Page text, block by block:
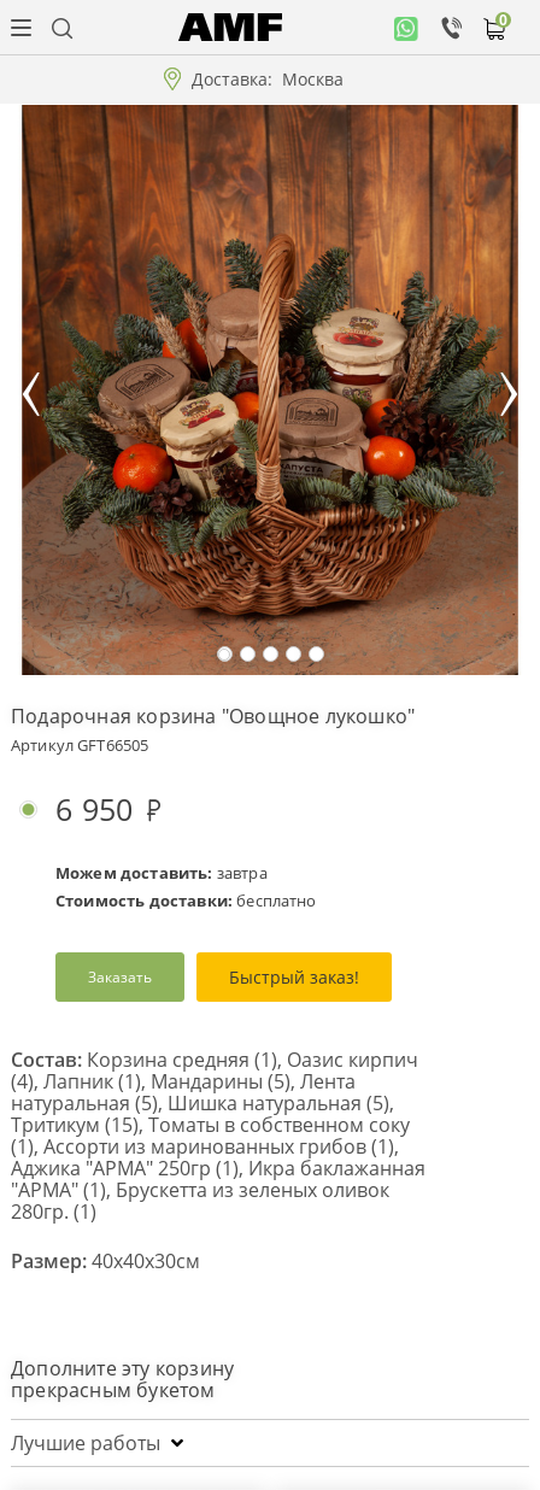
Доставка: Москва
0
кабинет
Музыкальная
коллекция
Цветы
Композиции
"ВАУ"!!!
Коллекции!!!
Розы
Подарки
Оплата
заказа
Условия
Бонусная
программа
Корпоративным
клиентам
связь
language
Подарочная корзина "Овощное лукошко"
Артикул GFT66505
6 950
Можем доставить: завтра
Стоимость доставки: бесплатно
Заказать Быстрый заказ!
Состав: Корзина средняя (1), Оазис кирпич
(4), Лапник (1), Мандарины (5), Лента
натуральная (5), Шишка натуральная (5),
Тритикум (15), Томаты в собственном соку
(1), Ассорти из маринованных грибов (1),
Аджика "АРМА" 250гр (1), Икра баклажанная
"АРМА" (1), Брускетта из зеленых оливок
280гр. (1)
Размер:40x40x30см
Дополните эту корзину
прекрасным букетом
Лучшие работы